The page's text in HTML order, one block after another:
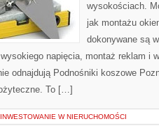
wysokościach.
jak montażu
dokonywane są
napięcia, montaż reklam i
odnajdują Podnośniki koszowe
To […]
INWESTOWANIE W NIERUCHOMOŚCI